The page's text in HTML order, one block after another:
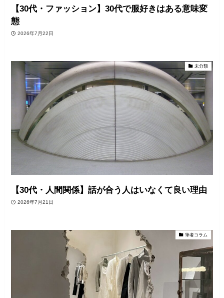
【30代・ファッション】30代で服好きはある意味変
態
2026年7月22日
未分類
【30代・人間関係】話が合う人はいなくて良い理由
2026年7月21日
筆者コラム